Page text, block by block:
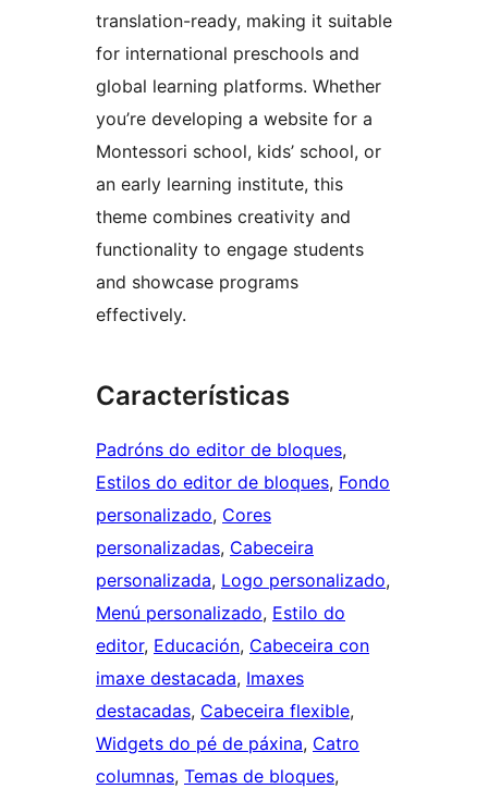
translation-ready, making it suitable
for international preschools and
global learning platforms. Whether
you’re developing a website for a
Montessori school, kids’ school, or
an early learning institute, this
theme combines creativity and
functionality to engage students
and showcase programs
effectively.
Características
Padróns do editor de bloques
Estilos do editor de bloques, Fondo
personalizado, Cores
personalizadas, Cabeceira
personalizada, Logo personalizado
Menú personalizado, Estilo do
editor, Educación, Cabeceira con
imaxe destacada, Imaxes
destacadas, Cabeceira flexible
Widgets do pé de páxina, Catro
columnas, Temas de bloques